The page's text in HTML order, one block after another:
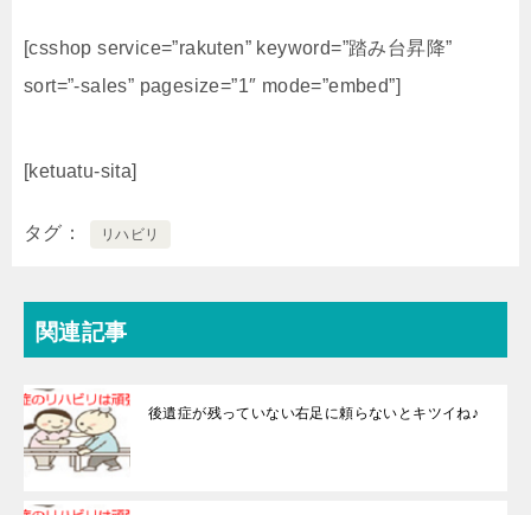
[csshop service=”rakuten” keyword=”踏み台昇降”
sort=”-sales” pagesize=”1″ mode=”embed”]
[ketuatu-sita]
タグ リハビリ
関連記事
後遺症が残っていない右足に頼らないとキツイね♪